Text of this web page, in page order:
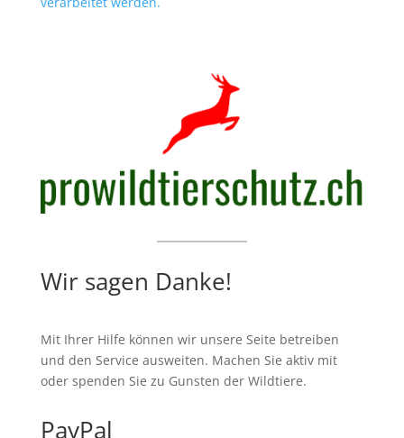
Wir sagen Danke!
Mit Ihrer Hilfe können wir unsere Seite betreiben
und den Service ausweiten. Machen Sie aktiv mit
oder spenden Sie zu Gunsten der Wildtiere.
PayPal